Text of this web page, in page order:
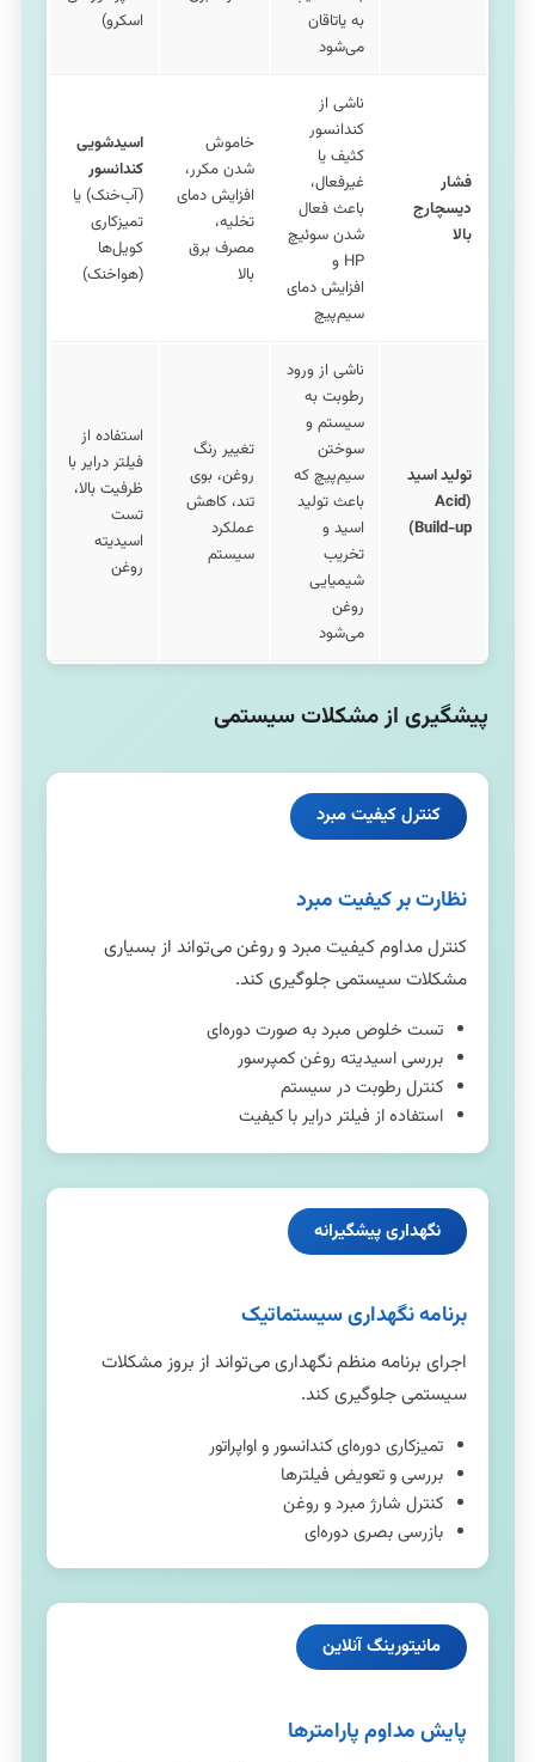
به یاتاقان
می‌شود
اسکرو)
فشار
دیسچارج
بالا
ناشی از
کندانسور
کثیف یا
غیرفعال،
باعث فعال
شدن سوئیچ
HP و
افزایش دمای
سیم‌پیچ
خاموش
شدن مکرر،
افزایش دمای
تخلیه،
مصرف برق
بالا
اسیدشویی
کندانسور
(آب‌خنک) یا
تمیزکاری
کویل‌ها
(هواخنک)
تولید اسید
(Acid
Build-up)
ناشی از ورود
رطوبت به
سیستم و
سوختن
سیم‌پیچ که
باعث تولید
اسید و
تخریب
شیمیایی
روغن
می‌شود
تغییر رنگ
روغن، بوی
تند، کاهش
عملکرد
سیستم
استفاده از
فیلتر درایر با
ظرفیت بالا،
تست
اسیدیته
روغن
پیشگیری از مشکلات سیستمی
کنترل کیفیت مبرد
نظارت بر کیفیت مبرد
کنترل مداوم کیفیت مبرد و روغن می‌تواند از بسیاری
مشکلات سیستمی جلوگیری کند.
تست خلوص مبرد به صورت دوره‌ای
بررسی اسیدیته روغن کمپرسور
کنترل رطوبت در سیستم
استفاده از فیلتر درایر با کیفیت
نگهداری پیشگیرانه
برنامه نگهداری سیستماتیک
اجرای برنامه منظم نگهداری می‌تواند از بروز مشکلات
سیستمی جلوگیری کند.
تمیزکاری دوره‌ای کندانسور و اواپراتور
بررسی و تعویض فیلترها
کنترل شارژ مبرد و روغن
بازرسی بصری دوره‌ای
مانیتورینگ آنلاین
پایش مداوم پارامترها